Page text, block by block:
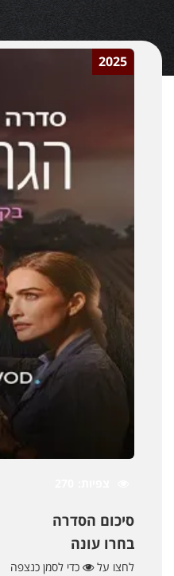
2025
סיכום הסדרה
בחרו עונה
לחצו על
כדי לסמן כנצפה